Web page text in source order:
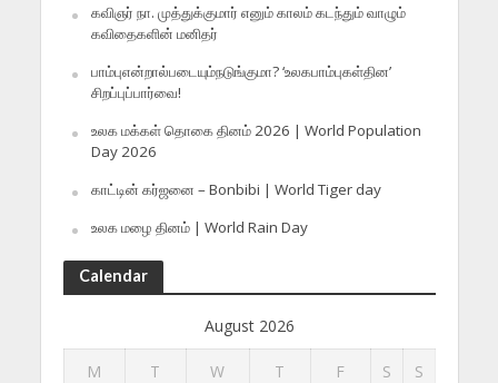
கவிஞர் நா. முத்துக்குமார் எனும் காலம் கடந்தும் வாழும்
கவிதைகளின் மனிதர்
பாம்புஎன்றால்படையும்நடுங்குமா? ‘உலகபாம்புகள்தின’
சிறப்புப்பார்வை!
உலக மக்கள் தொகை தினம் 2026 | World Population
Day 2026
காட்டின் கர்ஜனை – Bonbibi | World Tiger day
உலக மழை தினம் | World Rain Day
Calendar
August 2026
M T W T F S S